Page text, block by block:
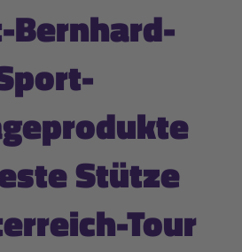
Bernhard-
Stütze
Tour